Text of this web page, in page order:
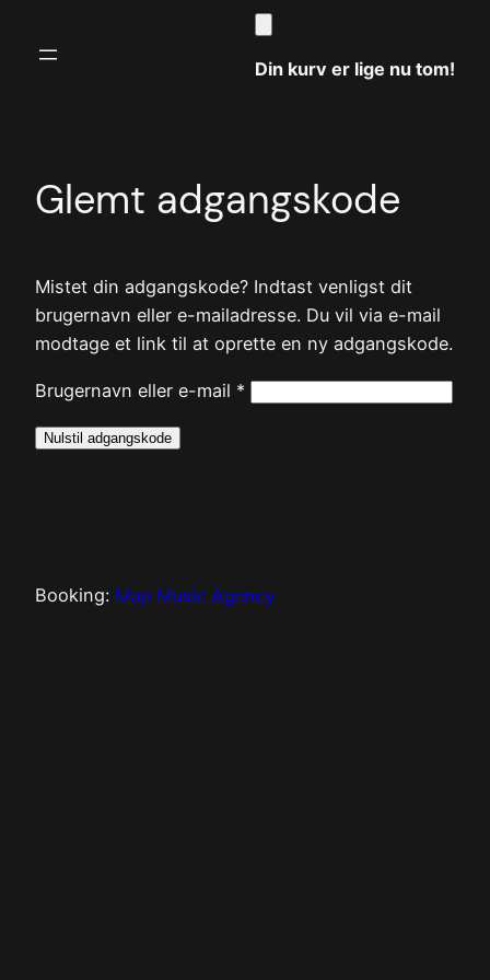
Din kurv er lige nu tom!
Glemt adgangskode
Mistet din adgangskode? Indtast venligst dit
brugernavn eller e-mailadresse. Du vil via e-mail
modtage et link til at oprette en ny adgangskode.
Brugernavn eller e-mail * Påkrævet
Nulstil adgangskode
Booking: Map Music Agency